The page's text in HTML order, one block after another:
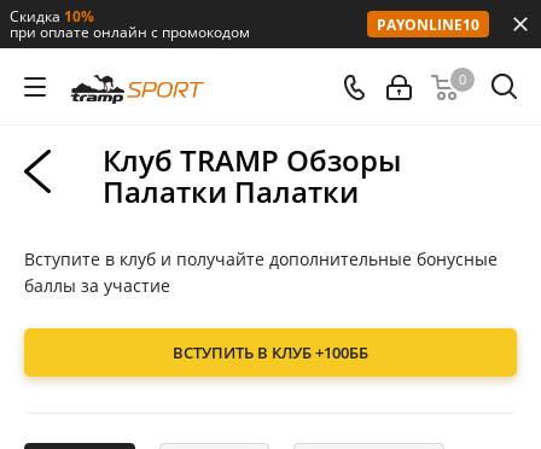
Скидка 10%
при оплате онлайн с промокодом PAYONLINE10
0
Клуб TRAMP Обзоры
Палатки Палатки
Вступите в клуб и получайте дополнительные бонусные
баллы за участие
ВСТУПИТЬ В КЛУБ+100ББ